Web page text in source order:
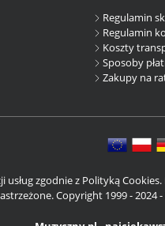
Regulamin
Regulamin
Koszty
Sposoby
Zakupy na
usług zgodnie z Polityką
Copyright 1999 - 2024 -